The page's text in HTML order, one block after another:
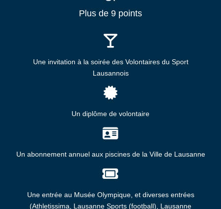
Plus de 9 points
Une invitation à la soirée des Volontaires du Sport
Lausannois
Un diplôme de volontaire
Un abonnement annuel aux piscines de la Ville de Lausanne
Une entrée au Musée Olympique, et diverses entrées
(Athletissima, Lausanne Sports (football), Lausanne